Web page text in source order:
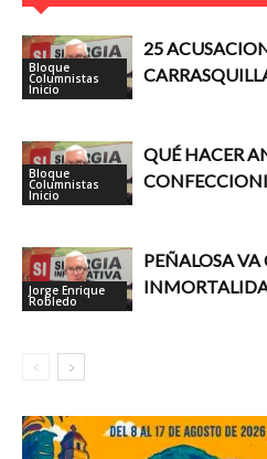
Bloque
Columnistas
Inicio
25
Bloque
Columnistas
Inicio
QUÉ HACER
Jorge Enrique
Robledo
PEÑALOSA